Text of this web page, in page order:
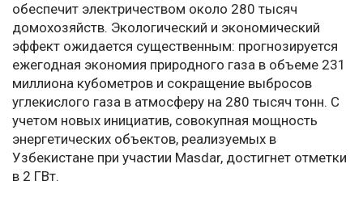
обеспечит электричеством около 280 тысяч
домохозяйств. Экологический и экономический
эффект ожидается существенным: прогнозируется
ежегодная экономия природного газа в объеме 231
миллиона кубометров и сокращение выбросов
углекислого газа в атмосферу на 280 тысяч тонн. С
учетом новых инициатив, совокупная мощность
энергетических объектов, реализуемых в
Узбекистане при участии Masdar, достигнет отметки
в 2 ГВт.